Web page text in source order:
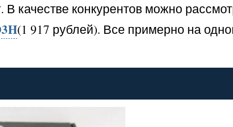
В качестве конкурентов можно
(1 917 рублей). Все примерно на